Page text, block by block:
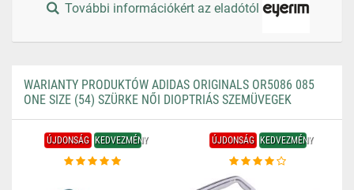
További információkért az eladótól
WARIANTY PRODUKTÓW ADIDAS ORIGINALS OR5086 085
ONE SIZE (54) SZÜRKE NŐI DIOPTRIÁS SZEMÜVEGEK
ÚJDONSÁG KEDVEZMÉNY ÚJDONSÁG KEDVEZMÉNY